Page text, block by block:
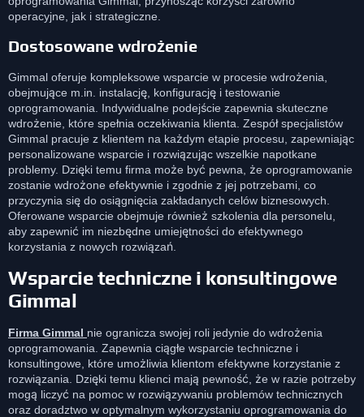
operacyjne, jak i strategiczne.
Dostosowane wdrożenie
Gimmal oferuje kompleksowe wsparcie w procesie wdrożenia,
obejmujące m.in. instalację, konfigurację i testowanie
oprogramowania. Indywidualne podejście zapewnia skuteczne
wdrożenie, które spełnia oczekiwania klienta. Zespół specjalistów
Gimmal pracuje z klientem na każdym etapie procesu, zapewniając
personalizowane wsparcie i rozwiązując wszelkie napotkane
problemy. Dzięki temu firma może być pewna, że oprogramowanie
zostanie wdrożone efektywnie i zgodnie z jej potrzebami, co
przyczynia się do osiągnięcia zakładanych celów biznesowych.
Oferowane wsparcie obejmuje również szkolenia dla personelu,
aby zapewnić im niezbędne umiejętności do efektywnego
korzystania z nowych rozwiązań.
Wsparcie techniczne i konsultingowe
Gimmal
Firma Gimmal nie ogranicza swojej roli jedynie do wdrożenia
oprogramowania. Zapewnia ciągłe wsparcie techniczne i
konsultingowe, które umożliwia klientom efektywne korzystanie z
rozwiązania. Dzięki temu klienci mają pewność, że w razie potrzeby
mogą liczyć na pomoc w rozwiązywaniu problemów technicznych
oraz doradztwo w optymalnym wykorzystaniu oprogramowania do